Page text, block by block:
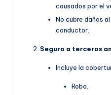
causados por el
No cubre daños
conductor.
Seguro a terceros
Incluye la
Robo.